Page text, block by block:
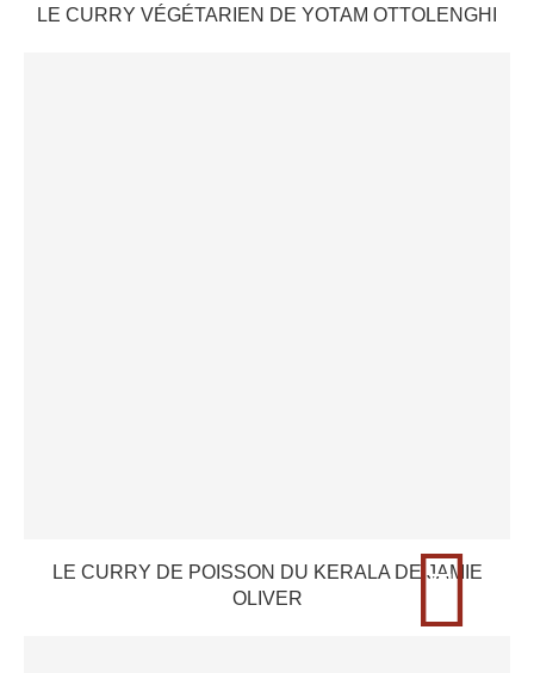
LE CURRY VÉGÉTARIEN DE YOTAM OTTOLENGHI
LE CURRY DE POISSON DU KERALA DE JAMIE
OLIVER